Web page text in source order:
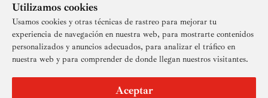
Utilizamos cookies
Usamos cookies y otras técnicas de rastreo para mejorar tu
experiencia de navegación en nuestra web, para mostrarte contenidos
personalizados y anuncios adecuados, para analizar el tráfico en
nuestra web y para comprender de donde llegan nuestros visitantes.
Aceptar
Suscríbete a nuestra newsletter